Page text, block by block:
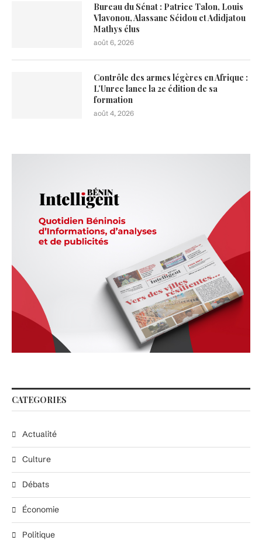
Bureau du Sénat : Patrice Talon, Louis
Vlavonou, Alassane Séidou et Adidjatou
Mathys élus
août 6, 2026
Contrôle des armes légères en Afrique :
L’Unrec lance la 2e édition de sa
formation
août 4, 2026
CATEGORIES
Actualité
Culture
Débats
Économie
Politique